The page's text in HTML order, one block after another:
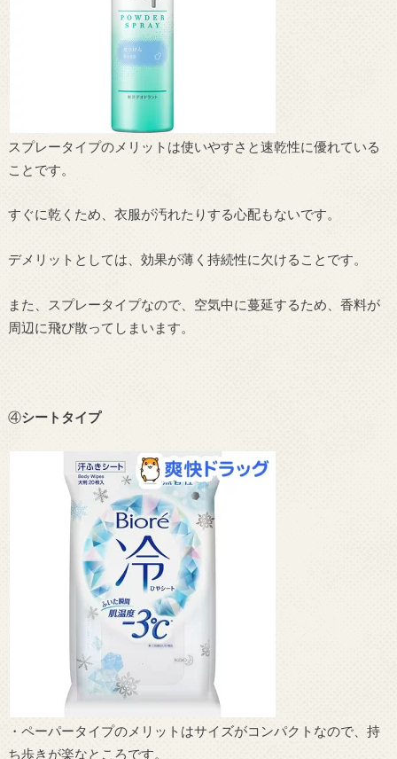
スプレータイプのメリットは使いやすさと速乾性に優れている
ことです。
すぐに乾くため、衣服が汚れたりする心配もないです。
デメリットとしては、効果が薄く持続性に欠けることです。
また、スプレータイプなので、空気中に蔓延するため、香料が
周辺に飛び散ってしまいます。
④シートタイプ
・ペーパータイプのメリットはサイズがコンパクトなので、持
ち歩きが楽なところです。